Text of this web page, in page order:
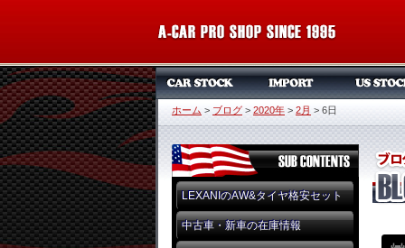
ホーム > ブログ > 2020年 > 2月 > 6日
LEXANIのAW&タイヤ格安セット
中古車・新車の在庫情報